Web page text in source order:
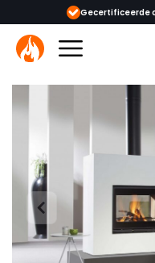
adviseurs & monteurs